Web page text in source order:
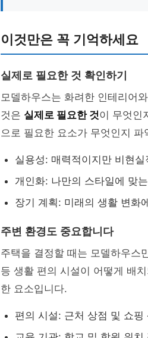
이것만은 꼭 기억하세요
실제로 필요한 것 확인하기
모델하우스는 화려한 인테리어
것은 실제로 필요한 것이 무엇인
으로 필요한 요소가 무엇인지 파
실용성: 매력적이지만 비현
개인화: 나만의 스타일에 맞
장기 계획: 미래의 생활 변화
주변 환경도 중요합니다
주택을 결정할 때는 모델하우스
등 생활 편의 시설이 어떻게 배
한 요소입니다.
편의 시설: 근처 상점 및 쇼핑